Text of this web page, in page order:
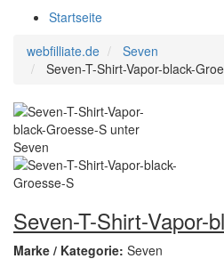
Startseite
webfilliate.de
Seven
Seven-T-Shirt-Vapor-black-
Seven-T-Shirt-Vapor-
Marke / Kategorie: Seven